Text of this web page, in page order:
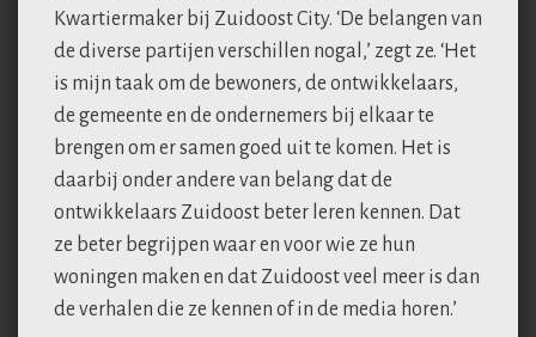
Kwartiermaker bij Zuidoost City. ‘De belangen van
de diverse partijen verschillen nogal,’ zegt ze. ‘Het
is mijn taak om de bewoners, de ontwikkelaars,
de gemeente en de ondernemers bij elkaar te
brengen om er samen goed uit te komen. Het is
daarbij onder andere van belang dat de
ontwikkelaars Zuidoost beter leren kennen. Dat
ze beter begrijpen waar en voor wie ze hun
woningen maken en dat Zuidoost veel meer is dan
de verhalen die ze kennen of in de media horen.’